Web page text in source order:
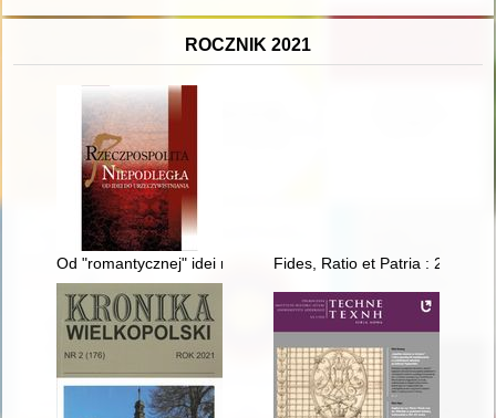
ROCZNIK 2021
Od "romantycznej" idei niepodległościowej do polemiki : liryki
Fides, Ratio et Patria : 20 lat